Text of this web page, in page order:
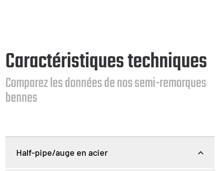
Caractéristiques techniques
Comparez les données de nos semi-remorques
bennes
Half-pipe/auge en acier